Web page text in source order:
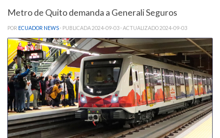
Metro de Quito demanda a Generali Seguros
POR ECUADOR NEWS · PUBLICADA2024-09-03 · ACTUALIZADO2024-09-03